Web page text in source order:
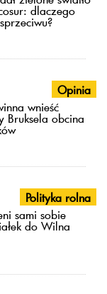
dlaczego
Opinia
wnieść
Bruksela obcina
Polityka rolna
sami sobie
do Wilna